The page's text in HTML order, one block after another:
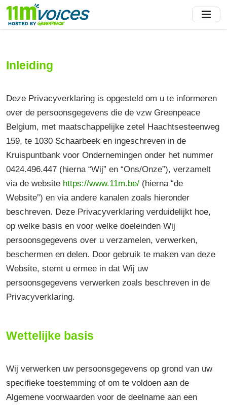
Skip
main
Inleiding
Deze Privacyverklaring is opgesteld om u te informeren
over de persoonsgegevens die de vzw Greenpeace
Belgium, met maatschappelijke zetel Haachtsesteenweg
159, te 1030 Schaarbeek en ingeschreven in de
Kruispuntbank voor Ondernemingen onder het nummer
0424.496.447 (hierna “Wij” en “Ons/Onze”), verzamelt
via de website https://www.11m.be/ (hierna “de
Website”) en via andere kanalen zoals hieronder
beschreven. Deze Privacyverklaring verduidelijkt hoe,
op welke basis en voor welke doeleinden Wij
persoonsgegevens over u verzamelen, verwerken,
beschermen en delen. Door gebruik te maken van deze
Website, stemt u ermee in dat Wij uw
persoonsgegevens verwerken zoals beschreven in de
Privacyverklaring.
Wettelijke basis
Wij verwerken uw persoonsgegevens op grond van uw
specifieke toestemming of om te voldoen aan de
Algemene voorwaarden voor de deelname aan een